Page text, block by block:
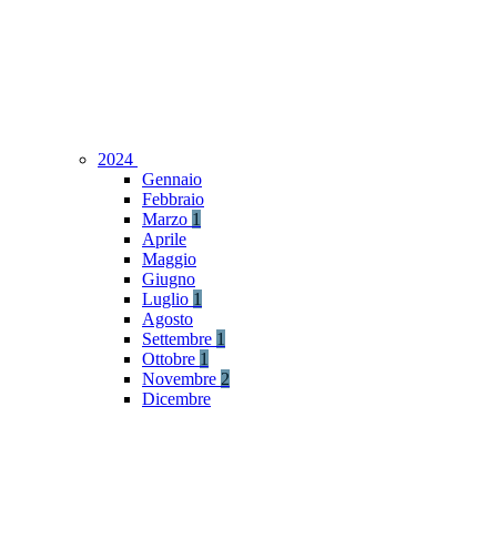
2024
Gennaio
Febbraio
Marzo 1
Aprile
Maggio
Giugno
Luglio 1
Agosto
Settembre 1
Ottobre 1
Novembre 2
Dicembre